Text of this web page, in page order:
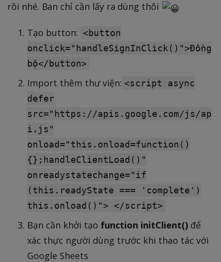
rồi nhé. Ban chỉ cần lấy ra dùng thôi
Tạo button: <button
onclick="handleSignInClick()">Đồng
bộ</button>
Import thêm thư viện: <script async
defer
src="https://apis.google.com/js/ap
i.js"
onload="this.onload=function()
{};handleClientLoad()"
onreadystatechange="if
(this.readyState === 'complete')
this.onload()"> </script>
Bạn cần khởi tạo function initClient() để
xác thực người dùng trước khi thao tác với
Google Sheets